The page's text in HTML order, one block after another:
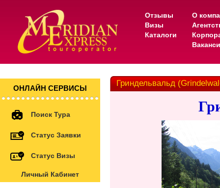
Отзывы
Визы
Каталоги
О
ОНЛАЙН СЕРВИСЫ
Поиск Тура
Статус Заявки
Статус Визы
Личный Кабинет
Гриндельвальд